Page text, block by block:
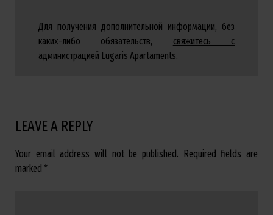
Для получения дополнительной информации, без
каких-либо обязательств, свяжитесь с
администрацией Lugaris Apartaments.
LEAVE A REPLY
Your email address will not be published.
Required fields are
marked *